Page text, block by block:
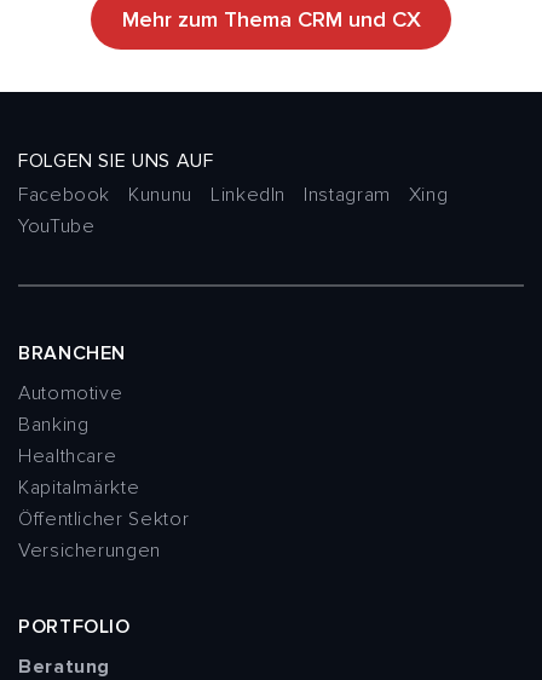
Mehr zum Thema CRM und CX
FOLGEN SIE UNS AUF
Facebook
Kununu LinkedIn Instagram
Xing
YouTube
BRANCHEN
Automotive
Banking
Healthcare
Kapitalmärkte
Öffentlicher Sektor
Versicherungen
PORTFOLIO
Beratung